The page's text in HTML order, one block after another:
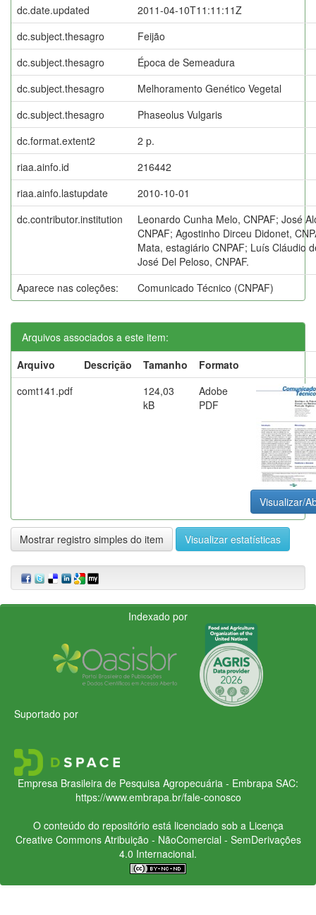
dc.date.updated
2011-04-10T11:11:11Z
dc.subject.thesagro
Feijão
dc.subject.thesagro
Época de Semeadura
dc.subject.thesagro
Melhoramento Genético Vegetal
dc.subject.thesagro
Phaseolus Vulgaris
dc.format.extent2
2 p.
riaa.ainfo.id
216442
riaa.ainfo.lastupdate
2010-10-01
dc.contributor.institution
Leonardo Cunha Melo, CNPAF; José
CNPAF; Agostinho Dirceu Didonet,
Mata, estagiário CNPAF; Luís Cláudio
José Del Peloso, CNPAF.
Aparece nas coleções:
Comunicado Técnico (CNPAF)
Arquivos associados a este item:
Arquivo
Descrição Tamanho
Formato
comt141.pdf
124,03
kB
Adobe
PDF
Visualizar/
Mostrar registro simples do item Visualizar estatísticas
Indexado por
Suportado por
Empresa Brasileira de Pesquisa Agropecuária - Embrapa SAC:
https://www.embrapa.br/fale-conosco
O conteúdo do repositório está licenciado sob a Licença
Creative CommonsAtribuição - NãoComercial - SemDerivações
4.0 Internacional.